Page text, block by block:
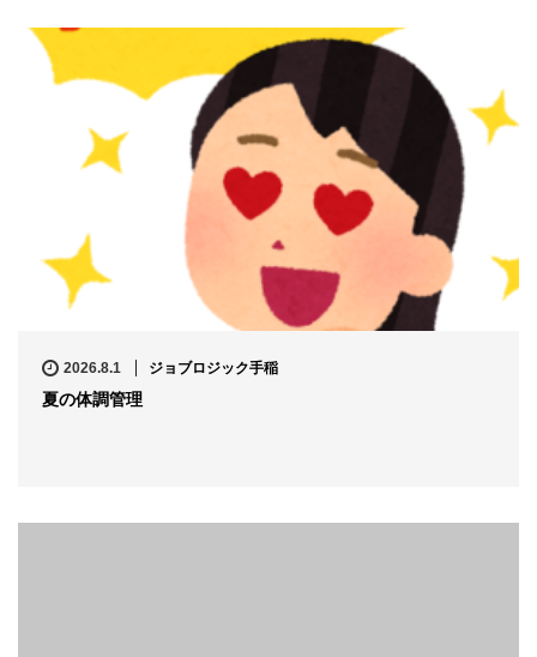
2026.8.1 ジョブロジック手稲
夏の体調管理